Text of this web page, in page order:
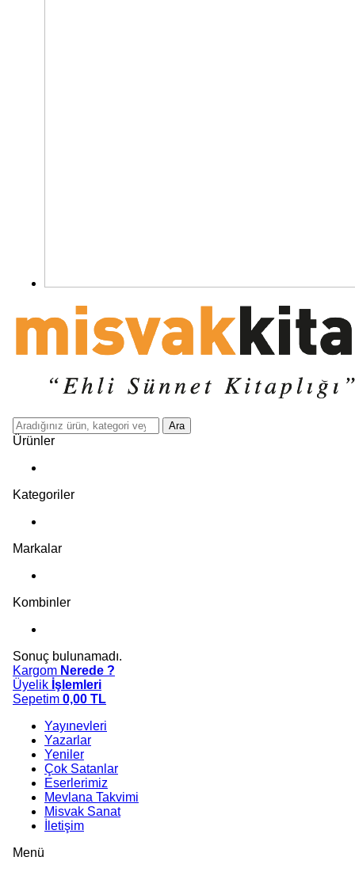
Ara
Ürünler
Kategoriler
Markalar
Kombinler
Sonuç bulunamadı.
Kargom Nerede ?
Üyelik İşlemleri
Sepetim 0,00 TL
Yayınevleri
Yazarlar
Yeniler
Çok Satanlar
Eserlerimiz
Mevlana Takvimi
Misvak Sanat
İletişim
Menü